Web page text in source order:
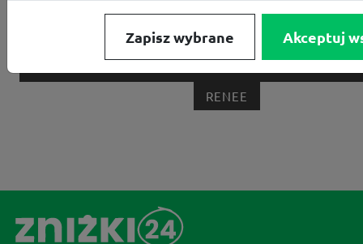
ERLI ANSWEAR 4F OLEOLE!
MEDIA MARKT ALLEGRO PAY
RENEE
Zapisz wybrane Akceptuj